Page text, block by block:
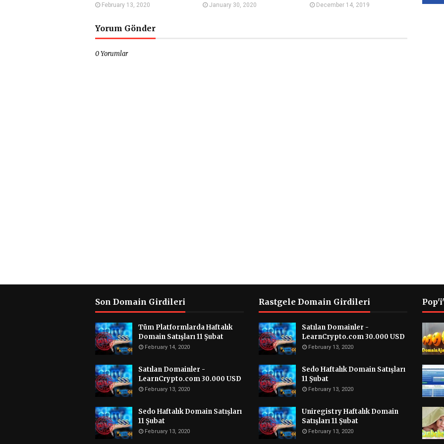
February 13, 2020 January 30, 2020 December 14, 2019
Yorum Gönder
0 Yorumlar
Son Domain Girdileri
Tüm Platformlarda Haftalık
Domain Satışları 11 Şubat
February 14, 2020
Satılan Domainler -
LearnCrypto.com 30.000 USD
February 13, 2020
Sedo Haftalık Domain Satışları
11 Şubat
February 13, 2020
Rastgele Domain Girdileri
Satılan Domainler -
LearnCrypto.com 30.000 USD
February 13, 2020
Sedo Haftalık Domain Satışları
11 Şubat
February 13, 2020
Uniregistry Haftalık Domain
Satışları 11 Şubat
February 13, 2020